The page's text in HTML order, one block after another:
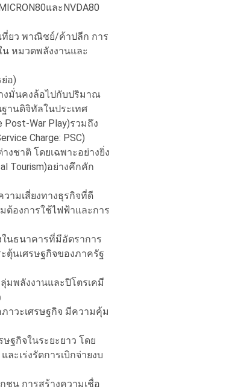
และNVDA80
ที่ยว พาณิชย์/ค้าปลีก การ
หมวดพลังงานและ
อ)
างมั่นคงล้อไปกับปริมาณ
านดิจิทัลในประเทศ
War Play)รวมถึง
Charge: PSC)
ชาติ โดยเฉพาะอย่างยิ่ง
Tourism)อย่างคึกคัก
วามเสี่ยงทางธุรกิจที่ดี
ต้องการใช้ไฟฟ้าและการ
ในธนาคารที่มีอัตราการ
ตุ้นเศรษฐกิจของภาครัฐ
มพลังงานและปิโตรเคมี
าวะเศรษฐกิจ มีความคุ้ม
ฐกิจในระยะยาว โดย
ะเร่งรัดการเบิกจ่ายงบ
ชน การสร้างความเชื่อ